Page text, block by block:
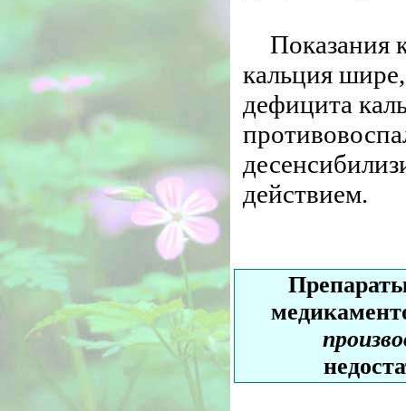
Показания
кальция
дефицита
действием.